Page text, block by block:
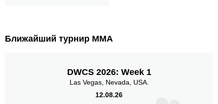
Ближайший турнир ММА
DWCS 2026: Week 1
Las Vegas, Nevada, USA.
12.08.26